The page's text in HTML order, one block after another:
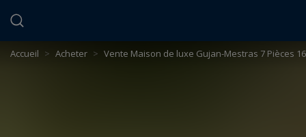
Accueil > Acheter > Vente Maison de luxe Gujan-Mestras 7 Pièces